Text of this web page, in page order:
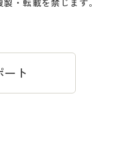
トマップ
の場合
・転載を禁じます。
ト